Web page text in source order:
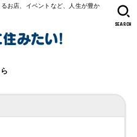
お店、イベントなど、人生が豊か
SEARCH